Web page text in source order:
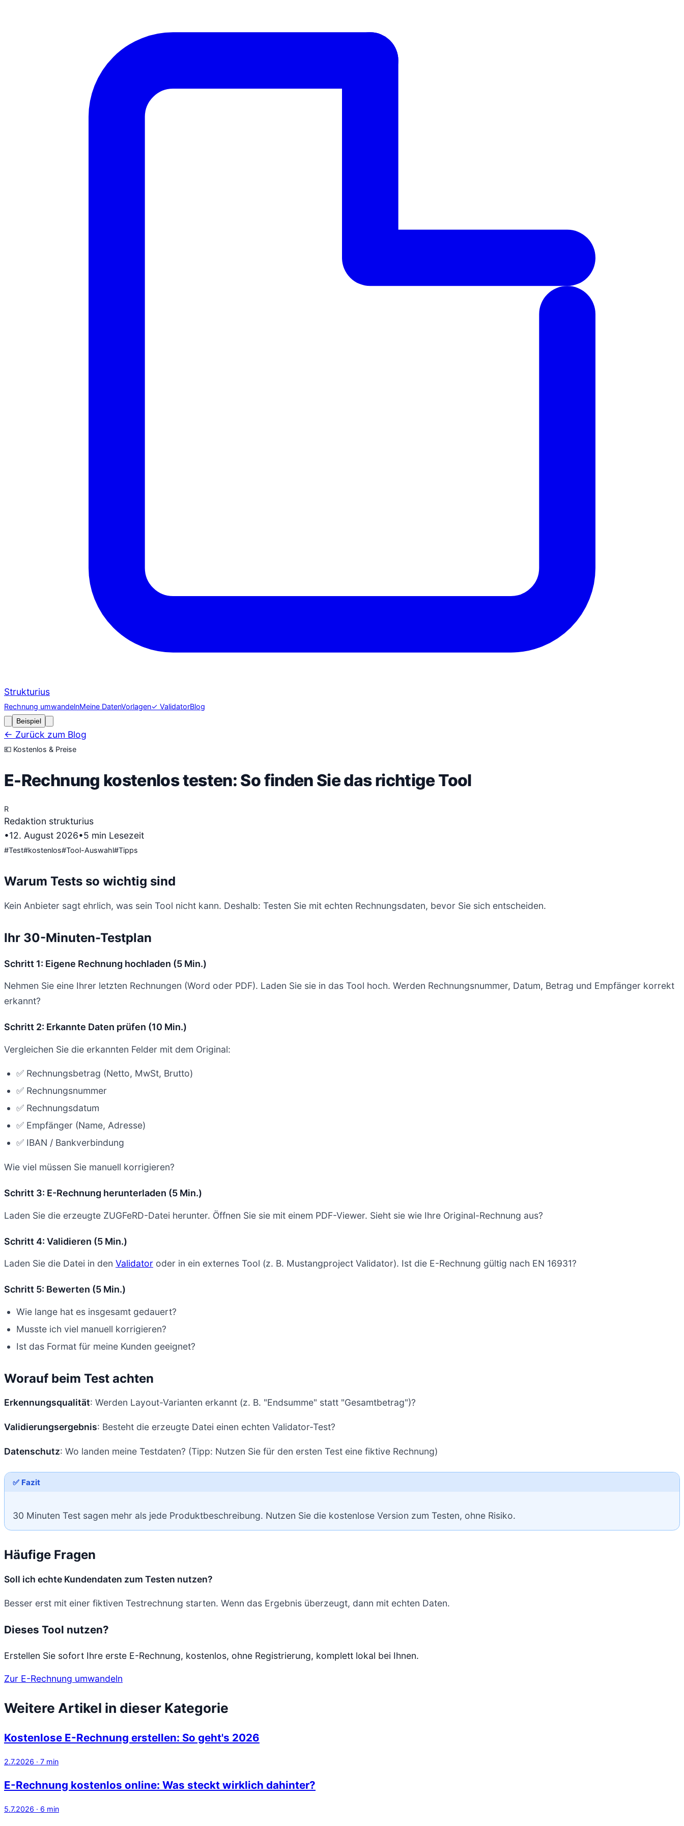
Strukturius
Rechnung umwandelnMeine DatenVorlagen✓ ValidatorBlog
Beispiel
← Zurück zum Blog
💶 Kostenlos & Preise
E-Rechnung kostenlos testen: So finden Sie das richtige Tool
R
Redaktion strukturius
•12. August 2026•5 min Lesezeit
#Test#kostenlos#Tool-Auswahl#Tipps
Warum Tests so wichtig sind
Kein Anbieter sagt ehrlich, was sein Tool nicht kann. Deshalb: Testen Sie mit echten Rechnungsdaten, bevor Sie sich entscheiden.
Ihr 30-Minuten-Testplan
Schritt 1: Eigene Rechnung hochladen (5 Min.)
Nehmen Sie eine Ihrer letzten Rechnungen (Word oder PDF). Laden Sie sie in das Tool hoch. Werden Rechnungsnummer, Datum, Betrag und Empfänger korrekt
erkannt?
Schritt 2: Erkannte Daten prüfen (10 Min.)
Vergleichen Sie die erkannten Felder mit dem Original:
✅ Rechnungsbetrag (Netto, MwSt, Brutto)
✅ Rechnungsnummer
✅ Rechnungsdatum
✅ Empfänger (Name, Adresse)
✅ IBAN / Bankverbindung
Wie viel müssen Sie manuell korrigieren?
Schritt 3: E-Rechnung herunterladen (5 Min.)
Laden Sie die erzeugte ZUGFeRD-Datei herunter. Öffnen Sie sie mit einem PDF-Viewer. Sieht sie wie Ihre Original-Rechnung aus?
Schritt 4: Validieren (5 Min.)
Laden Sie die Datei in den Validator oder in ein externes Tool (z. B. Mustangproject Validator). Ist die E-Rechnung gültig nach EN 16931?
Schritt 5: Bewerten (5 Min.)
Wie lange hat es insgesamt gedauert?
Musste ich viel manuell korrigieren?
Ist das Format für meine Kunden geeignet?
Worauf beim Test achten
Erkennungsqualität: Werden Layout-Varianten erkannt (z. B. "Endsumme" statt "Gesamtbetrag")?
Validierungsergebnis: Besteht die erzeugte Datei einen echten Validator-Test?
Datenschutz: Wo landen meine Testdaten? (Tipp: Nutzen Sie für den ersten Test eine fiktive Rechnung)
✅ Fazit
30 Minuten Test sagen mehr als jede Produktbeschreibung. Nutzen Sie die kostenlose Version zum Testen, ohne Risiko.
Häufige Fragen
Soll ich echte Kundendaten zum Testen nutzen?
Besser erst mit einer fiktiven Testrechnung starten. Wenn das Ergebnis überzeugt, dann mit echten Daten.
Dieses Tool nutzen?
Erstellen Sie sofort Ihre erste E-Rechnung, kostenlos, ohne Registrierung, komplett lokal bei Ihnen.
Zur E-Rechnung umwandeln
Weitere Artikel in dieser Kategorie
Kostenlose E-Rechnung erstellen: So geht's 2026
2.7.2026 · 7 min
E-Rechnung kostenlos online: Was steckt wirklich dahinter?
5.7.2026 · 6 min